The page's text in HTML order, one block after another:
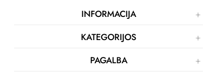
INFORMACIJA
KATEGORIJOS
PAGALBA